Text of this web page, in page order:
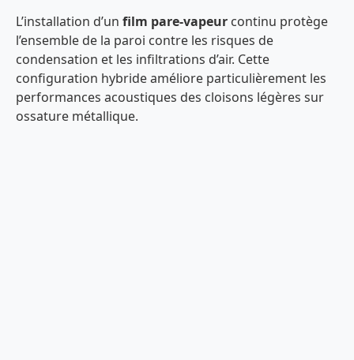
L’installation d’un film pare-vapeur continu protège
l’ensemble de la paroi contre les risques de
condensation et les infiltrations d’air. Cette
configuration hybride améliore particulièrement les
performances acoustiques des cloisons légères sur
ossature métallique.